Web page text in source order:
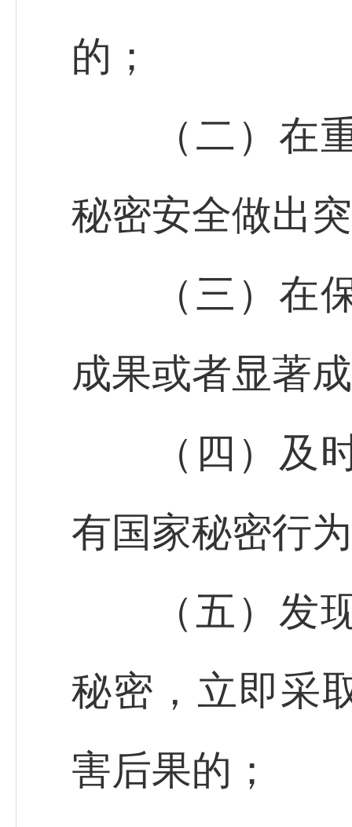
的；
（二）在重
秘密安全做出
（三）在保
成果或者显著
（四）及时
有国家秘密行
（五）发现
秘密，立即采
害后果的；